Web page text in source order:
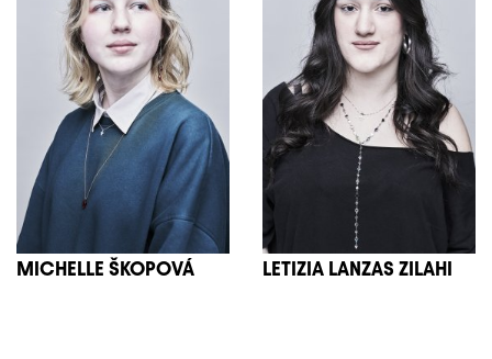
MICHELLE ŠKOPOVÁ LETIZIA LANZAS ZILAHI